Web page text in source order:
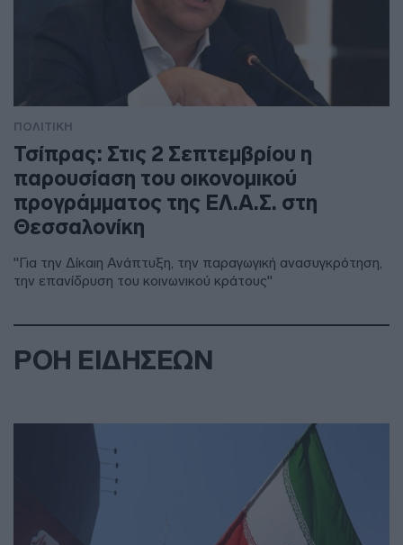
ΠΟΛΙΤΙΚΗ
Τσίπρας: Στις 2 Σεπτεμβρίου η
παρουσίαση του οικονομικού
προγράμματος της ΕΛ.Α.Σ. στη
Θεσσαλονίκη
"Για την Δίκαιη Ανάπτυξη, την παραγωγική ανασυγκρότηση,
την επανίδρυση του κοινωνικού κράτους"
ΡΟΗ ΕΙΔΗΣΕΩΝ